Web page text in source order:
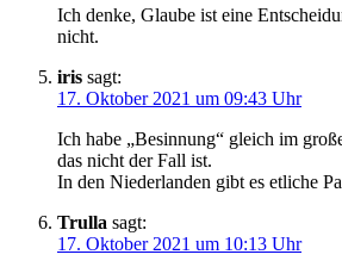
Ich denke, Glaube ist eine
nicht.
iris sagt:
17. Oktober 2021 um 09:43 Uhr
Ich habe „Besinnung“ gleich im
das nicht der Fall ist.
In den Niederlanden gibt es etliche
Trulla sagt:
17. Oktober 2021 um 10:13 Uhr